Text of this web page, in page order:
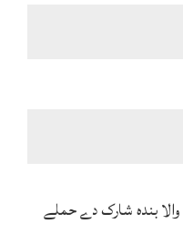
بندہ شارک دے حملے